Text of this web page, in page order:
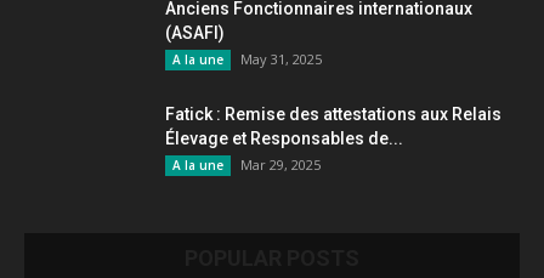
Anciens Fonctionnaires internationaux
(ASAFI)
A la une May 31, 2025
Fatick : Remise des attestations aux Relais
Élevage et Responsables de...
A la une Mar 29, 2025